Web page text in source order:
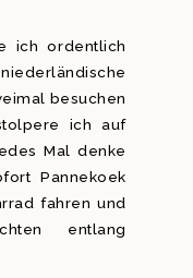
ich ordentlich
besuchen
ich auf
Mal denke
Pannekoek
fahren und
entlang